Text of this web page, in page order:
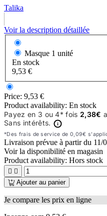
Talika
Voir la description détaillée
Masque 1 unité
En stock
9,53 €
Price: 9,53 €
Product availability: En stock
Livraison prévue à partir du 11/
Voir la disponibilité en magasin
Product availability: Hors stock
 
Ajouter au panier
Je compare les prix en ligne